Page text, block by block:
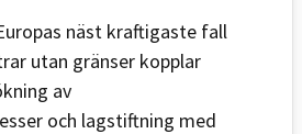
näst kraftigaste fall
utan gränser kopplar
av
och lagstiftning med